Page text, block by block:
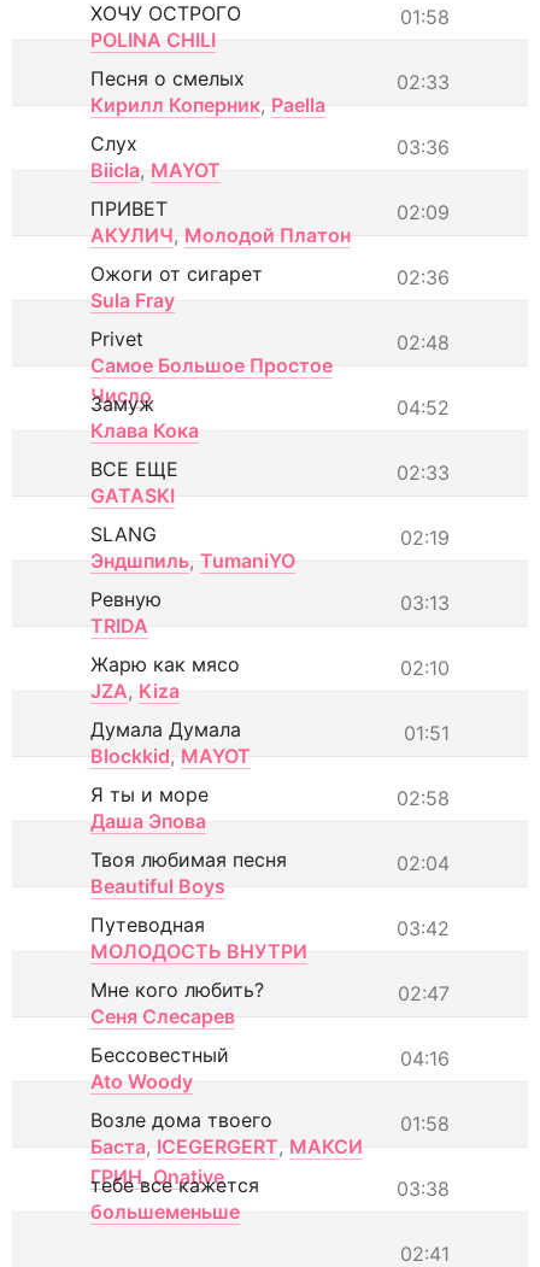
01:58
ХОЧУ ОСТРОГО
POLINA CHILI
02:33
Песня о смелых
Кирилл Коперник, Paella
03:36
Слух
Biicla, MAYOT
02:09
ПРИВЕТ
АКУЛИЧ, Молодой Платон
02:36
Ожоги от сигарет
Sula Fray
02:48
Privet
Самое Большое Простое
Число
04:52
Замуж
Клава Кока
02:33
ВСЕ ЕЩЕ
GATASKI
02:19
SLANG
Эндшпиль, TumaniYO
03:13
Ревную
TRIDA
02:10
Жарю как мясо
JZA, Kiza
01:51
Думала Думала
Blockkid, MAYOT
02:58
Я ты и море
Даша Эпова
02:04
Твоя любимая песня
Beautiful Boys
03:42
Путеводная
МОЛОДОСТЬ ВНУТРИ
02:47
Мне кого любить?
Сеня Слесарев
04:16
Бессовестный
Ato Woody
01:58
Возле дома твоего
Баста, ICEGERGERT, МАКСИ
ГРИН, Onative 03:38
тебе все кажется
большеменьше
02:41